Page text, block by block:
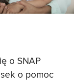
o SNAP
o pomoc